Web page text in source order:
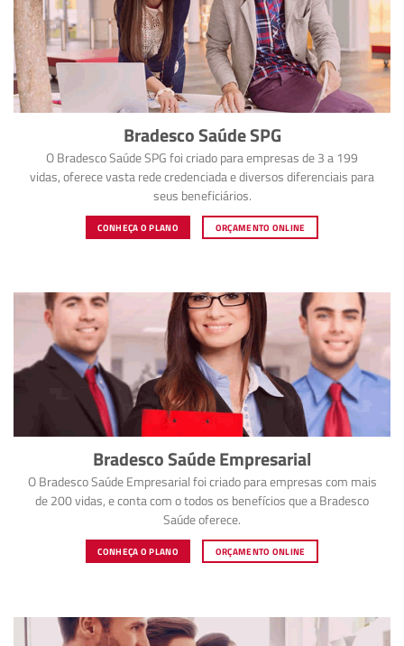
Bradesco Saúde SPG
O Bradesco Saúde SPG foi criado para empresas de 3 a 199
vidas, oferece vasta rede credenciada e diversos diferenciais para
seus beneficiários.
CONHEÇA O PLANO ORÇAMENTO ONLINE
Bradesco Saúde Empresarial
O Bradesco Saúde Empresarial foi criado para empresas com mais
de 200 vidas, e conta com o todos os benefícios que a Bradesco
Saúde oferece.
CONHEÇA O PLANO ORÇAMENTO ONLINE